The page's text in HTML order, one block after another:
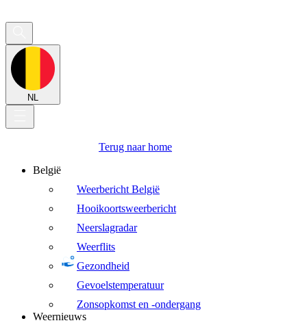
NL
Terug naar home
België
Weerbericht België
Hooikoortsweerbericht
Neerslagradar
Weerflits
Gezondheid
Gevoelstemperatuur
Zonsopkomst en -ondergang
Weernieuws